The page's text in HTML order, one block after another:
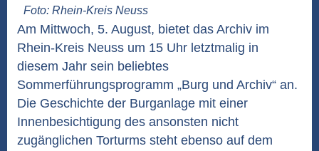
Foto: Rhein-Kreis Neuss
Am Mittwoch, 5. August, bietet das Archiv im
Rhein-Kreis Neuss um 15 Uhr letztmalig in
diesem Jahr sein beliebtes
Sommerführungsprogramm „Burg und Archiv“ an.
Die Geschichte der Burganlage mit einer
Innenbesichtigung des ansonsten nicht
zugänglichen Torturms steht ebenso auf dem